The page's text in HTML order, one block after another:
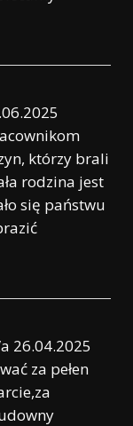
którzy brali
rodzina jest
się państwu
26.04.2025
za pełen